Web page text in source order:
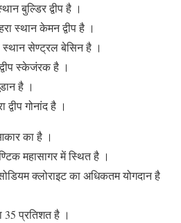
बुल्डिर द्वीप है ।
स्थान केमन द्वीप है ।
स्थान सेण्ट्रल बेसिन है ।
स्केजंरक है ।
है ।
गोनांद है ।
का है ।
महासागर में स्थित है ।
क्लोराइट का अधिकतम योगदान है
प्रतिशत है ।